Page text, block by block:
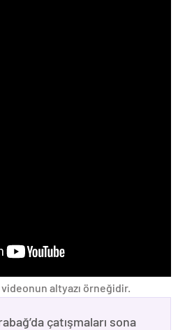
videonun altyazı örneğidir.
çatışmaları sona